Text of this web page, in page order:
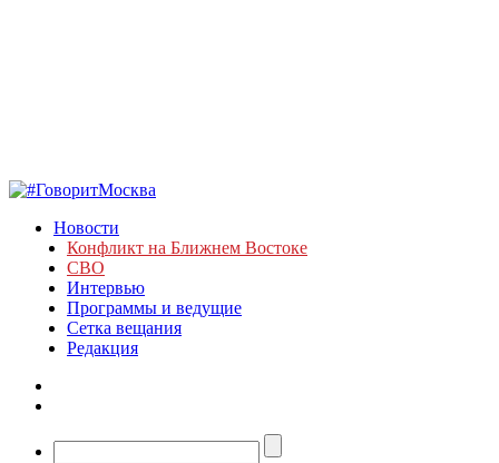
Новости
Конфликт на Ближнем Востоке
СВО
Интервью
Программы и ведущие
Сетка вещания
Редакция